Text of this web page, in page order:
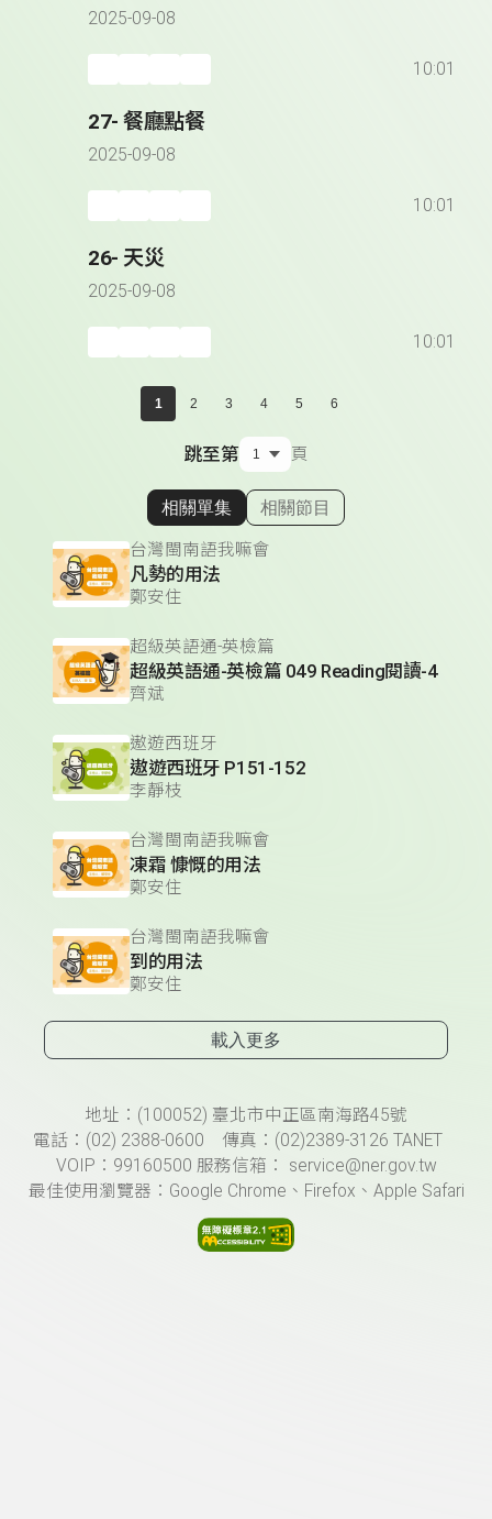
2025-09-08
10:01
27- 餐廳點餐
2025-09-08
10:01
26- 天災
2025-09-08
10:01
1 2 3 4 5 6
跳至第 頁
顯示相關單集
相關單集 相關節目
台灣閩南語我嘛會
凡勢的用法
鄭安住
超級英語通-英檢篇
超級英語通-英檢篇 049 Reading閱讀-4
齊斌
遨遊西班牙
遨遊西班牙 P151-152
李靜枝
台灣閩南語我嘛會
凍霜 慷慨的用法
鄭安住
台灣閩南語我嘛會
到的用法
鄭安住
載入更多
頁尾資訊地址：(100052) 臺北市中正區南海路45號
電話：(02) 2388-0600 傳真：(02)2389-3126 TANET
VOIP：99160500 服務信箱： service@ner.gov.tw
最佳使用瀏覽器：Google Chrome、Firefox、Apple Safari